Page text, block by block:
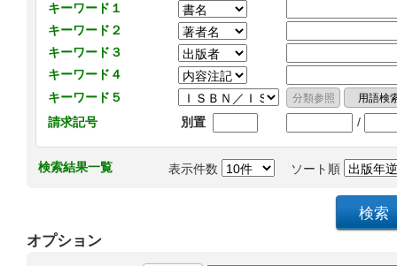
キーワード１
キーワード２
キーワード３
キーワード４
キーワード５
請求記号
別置 /
検索結果一覧 表示件数 ソート順
オプション